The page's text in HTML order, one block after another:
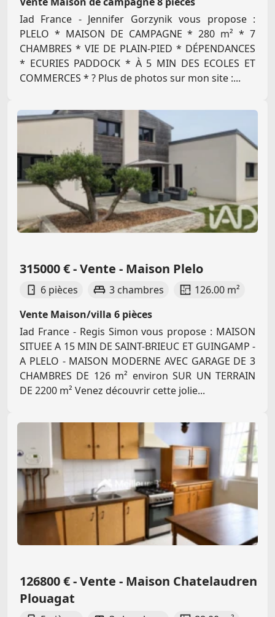
Iad France - Jennifer Gorzynik vous propose :
PLELO * MAISON DE CAMPAGNE * 280 m² * 7
CHAMBRES * VIE DE PLAIN-PIED * DÉPENDANCES
* ECURIES PADDOCK * À 5 MIN DES ECOLES ET
COMMERCES * ? Plus de photos sur mon site :...
315000 € - Vente - Maison Plelo
6 pièces 3 chambres
126.00 m²
Vente Maison/villa 6 pièces
Iad France - Regis Simon vous propose : MAISON
SITUEE A 15 MIN DE SAINT-BRIEUC ET GUINGAMP -
A PLELO - MAISON MODERNE AVEC GARAGE DE 3
CHAMBRES DE 126 m² environ SUR UN TERRAIN
DE 2200 m² Venez découvrir cette jolie...
126800 € - Vente - Maison Chatelaudren
Plouagat